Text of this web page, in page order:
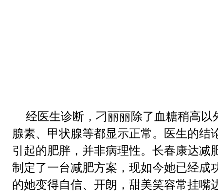
经医生诊断， 刁丽丽除了血糖稍高以
腺素、甲状腺等都显示正常。医生的结
引起的肥胖，并非病理性。长春康达减
制定了一台减肥方案，现如今她已经成
的她变得自信、开朗，甜美笑容常挂嘴